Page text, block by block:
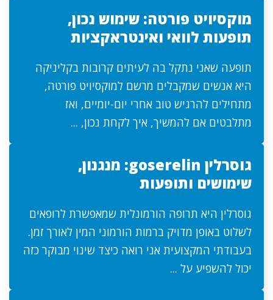
מוקסיויט פורטה: שימוש נכון,
תופעות לוואי ואינטראקציות
תופעה שאני נתקל בה לעיתים קרובות בקליניקה
היא אנשים שמקבלים מרשם למוקסיויט פורטה,
מתחילים להרגיש טוב אחרי יום-יומיים, ואז
מתלבטים אם להמשיך, איך לקחת נכון, ...
גוסרלין goserelin: מנגנון,
שימושים ותופעות
גוסרלין היא תרופה הורמונלית שמאפשרת לרופאים
לשלוט באופן מדויק ברמות הורמוני המין לאורך זמן.
בעבודתי המקצועית אני רואה כיצד שינוי מבוקר כזה
יכול להשפיע על ...